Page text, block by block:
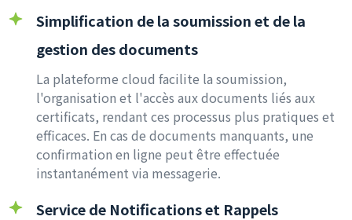
Simplification de la soumission et de la
gestion des documents
La plateforme cloud facilite la soumission,
l'organisation et l'accès aux documents liés aux
certificats, rendant ces processus plus pratiques et
efficaces. En cas de documents manquants, une
confirmation en ligne peut être effectuée
instantanément via messagerie.
Service de Notifications et Rappels